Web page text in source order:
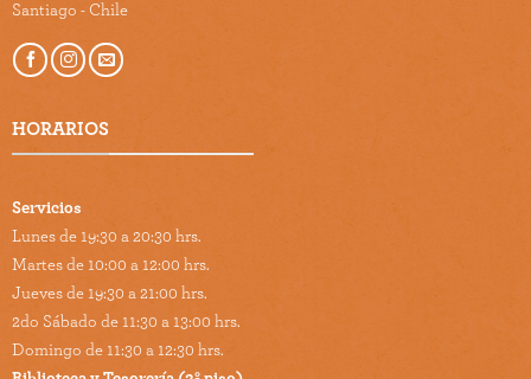
Santiago - Chile
HORARIOS
Servicios
Lunes de 19:30 a 20:30 hrs.
Martes de 10:00 a 12:00 hrs.
Jueves de 19:30 a 21:00 hrs.
2do Sábado de 11:30 a 13:00 hrs.
Domingo de 11:30 a 12:30 hrs.